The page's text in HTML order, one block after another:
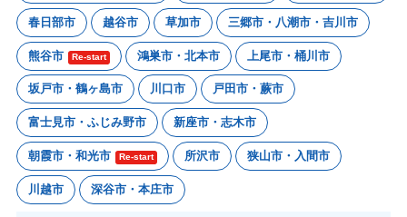
春日部市 越谷市 草加市 三郷市・八潮市・吉川市
熊谷市 Re-start 鴻巣市・北本市 上尾市・桶川市
坂戸市・鶴ヶ島市 川口市 戸田市・蕨市
富士見市・ふじみ野市 新座市・志木市
朝霞市・和光市 Re-start 所沢市 狭山市・入間市
川越市 深谷市・本庄市